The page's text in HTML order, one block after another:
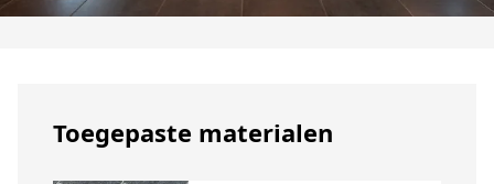
Toegepaste materialen